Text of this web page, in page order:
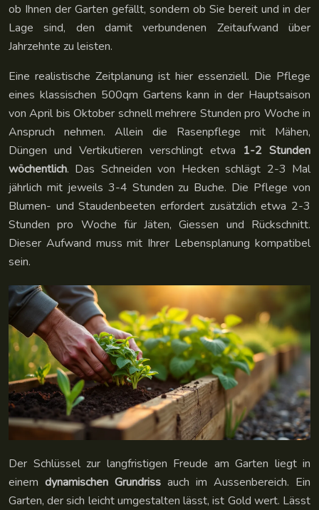
ob Ihnen der Garten gefällt, sondern ob Sie bereit und in der
Lage sind, den damit verbundenen Zeitaufwand über
Jahrzehnte zu leisten.
Eine realistische Zeitplanung ist hier essenziell. Die Pflege
eines klassischen 500qm Gartens kann in der Hauptsaison
von April bis Oktober schnell mehrere Stunden pro Woche in
Anspruch nehmen. Allein die Rasenpflege mit Mähen,
Düngen und Vertikutieren verschlingt etwa 1-2 Stunden
wöchentlich. Das Schneiden von Hecken schlägt 2-3 Mal
jährlich mit jeweils 3-4 Stunden zu Buche. Die Pflege von
Blumen- und Staudenbeeten erfordert zusätzlich etwa 2-3
Stunden pro Woche für Jäten, Giessen und Rückschnitt.
Dieser Aufwand muss mit Ihrer Lebensplanung kompatibel
sein.
Der Schlüssel zur langfristigen Freude am Garten liegt in
einem dynamischen Grundriss auch im Aussenbereich. Ein
Garten, der sich leicht umgestalten lässt, ist Gold wert. Lässt